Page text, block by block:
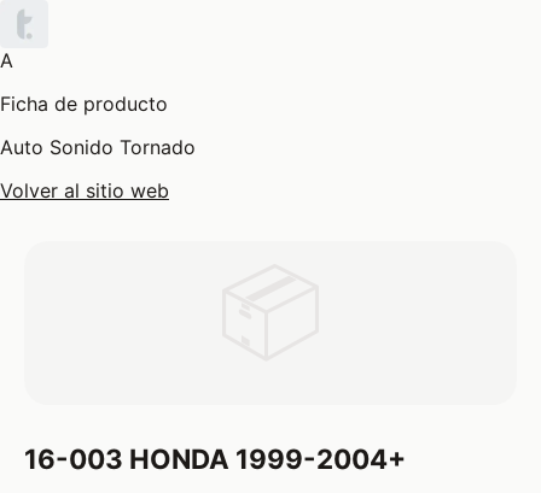
A
Ficha de producto
Auto Sonido Tornado
Volver al sitio web
16-003 HONDA 1999-2004+